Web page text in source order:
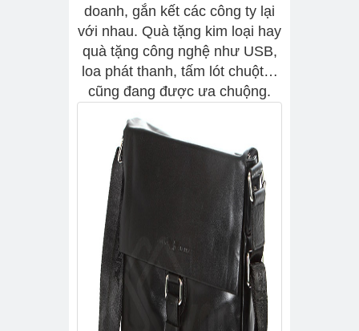
doanh, gắn kết các công ty lại
với nhau. Quà tặng kim loại hay
quà tặng công nghệ như USB,
loa phát thanh, tấm lót chuột…
cũng đang được ưa chuộng.